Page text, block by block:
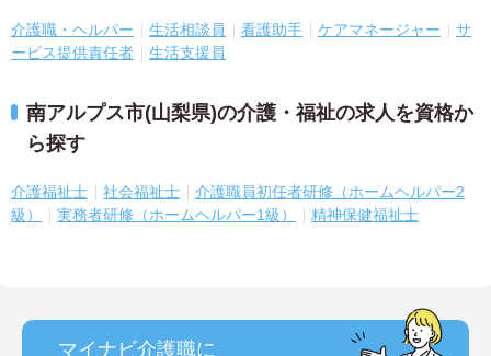
介護職・ヘルパー 生活相談員 看護助手 ケアマネージャー
サ
ービス提供責任者
生活支援員
南アルプス市(山梨県)の介護・福祉の求人を資格か
ら探す
介護福祉士 社会福祉士
介護職員初任者研修（ホームヘルパー2
級）
実務者研修（ホームヘルパー1級） 精神保健福祉士
マイナビ介護職に